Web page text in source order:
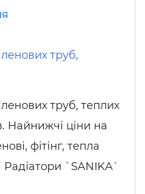
труб,
труб, теплих
Найнижчі ціни на
фітінг, тепла
Радіатори `SANIKA`